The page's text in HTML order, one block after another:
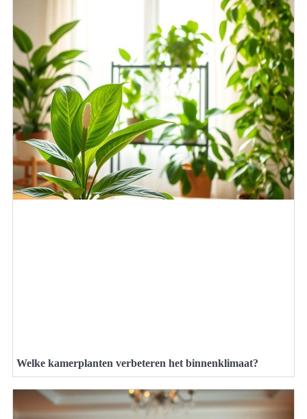
Welke kamerplanten verbeteren het binnenklimaat?